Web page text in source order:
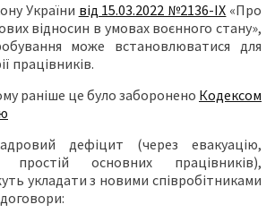
України від 15.03.2022 №2136-ІХ «Про
відносин в умовах воєнного стану»,
може встановлюватися для
працівників.
раніше це було заборонено Кодексом
дефіцит (через евакуацію,
простій основних працівників),
укладати з новими співробітниками